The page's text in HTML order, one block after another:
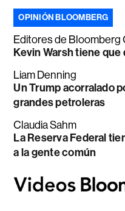
OPINIÓN BLOOMBERG
Editores de Bloomberg
Kevin Warsh tiene
Liam Denning
Un Trump acorralado
grandes petroleras
Claudia Sahm
La Reserva Federal
a la gente común